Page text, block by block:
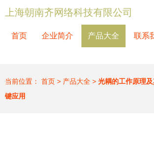
上海朝南齐网络科技有限公司
首页 企业简介 产品大全 联系
当前位置： 首页 > 产品大全 > 光耦的工作原理
键应用